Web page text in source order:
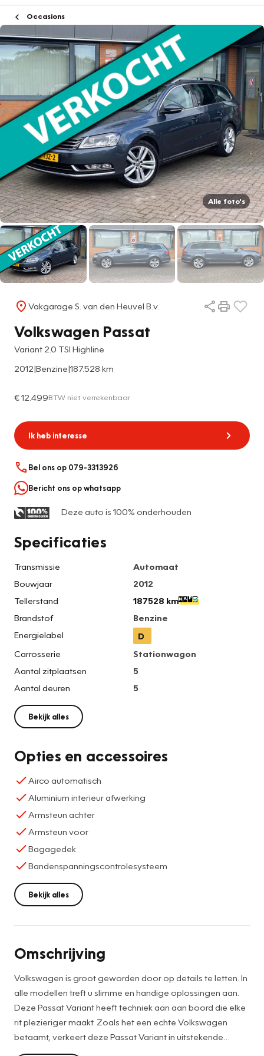
Occasions
Alle foto's
Vakgarage S. van den Heuvel B.v.
Volkswagen Passat
Variant 2.0 TSI Highline
2012|Benzine|187.528 km
€ 12.499BTW niet verrekenbaar
Ik heb interesse
Bel ons op 079-3313926
Bericht ons op whatsapp
Deze auto is 100% onderhouden
Specificaties
Transmissie
Automaat
Bouwjaar
2012
Tellerstand
187528 km
Brandstof
Benzine
Energielabel
D
Carrosserie
Stationwagon
Aantal zitplaatsen
5
Aantal deuren
5
Bekijk alles
Opties en accessoires
Airco automatisch
Aluminium interieur afwerking
Armsteun achter
Armsteun voor
Bagagedek
Bandenspanningscontrolesysteem
Bekijk alles
Omschrijving
Volkswagen is groot geworden door op details te letten. In
alle modellen treft u slimme en handige oplossingen aan.
Deze Passat Variant heeft techniek aan aan boord die elke
rit plezieriger maakt. Zoals het een echte Volkswagen
betaamt, verkeert deze Passat Variant in uitstekende